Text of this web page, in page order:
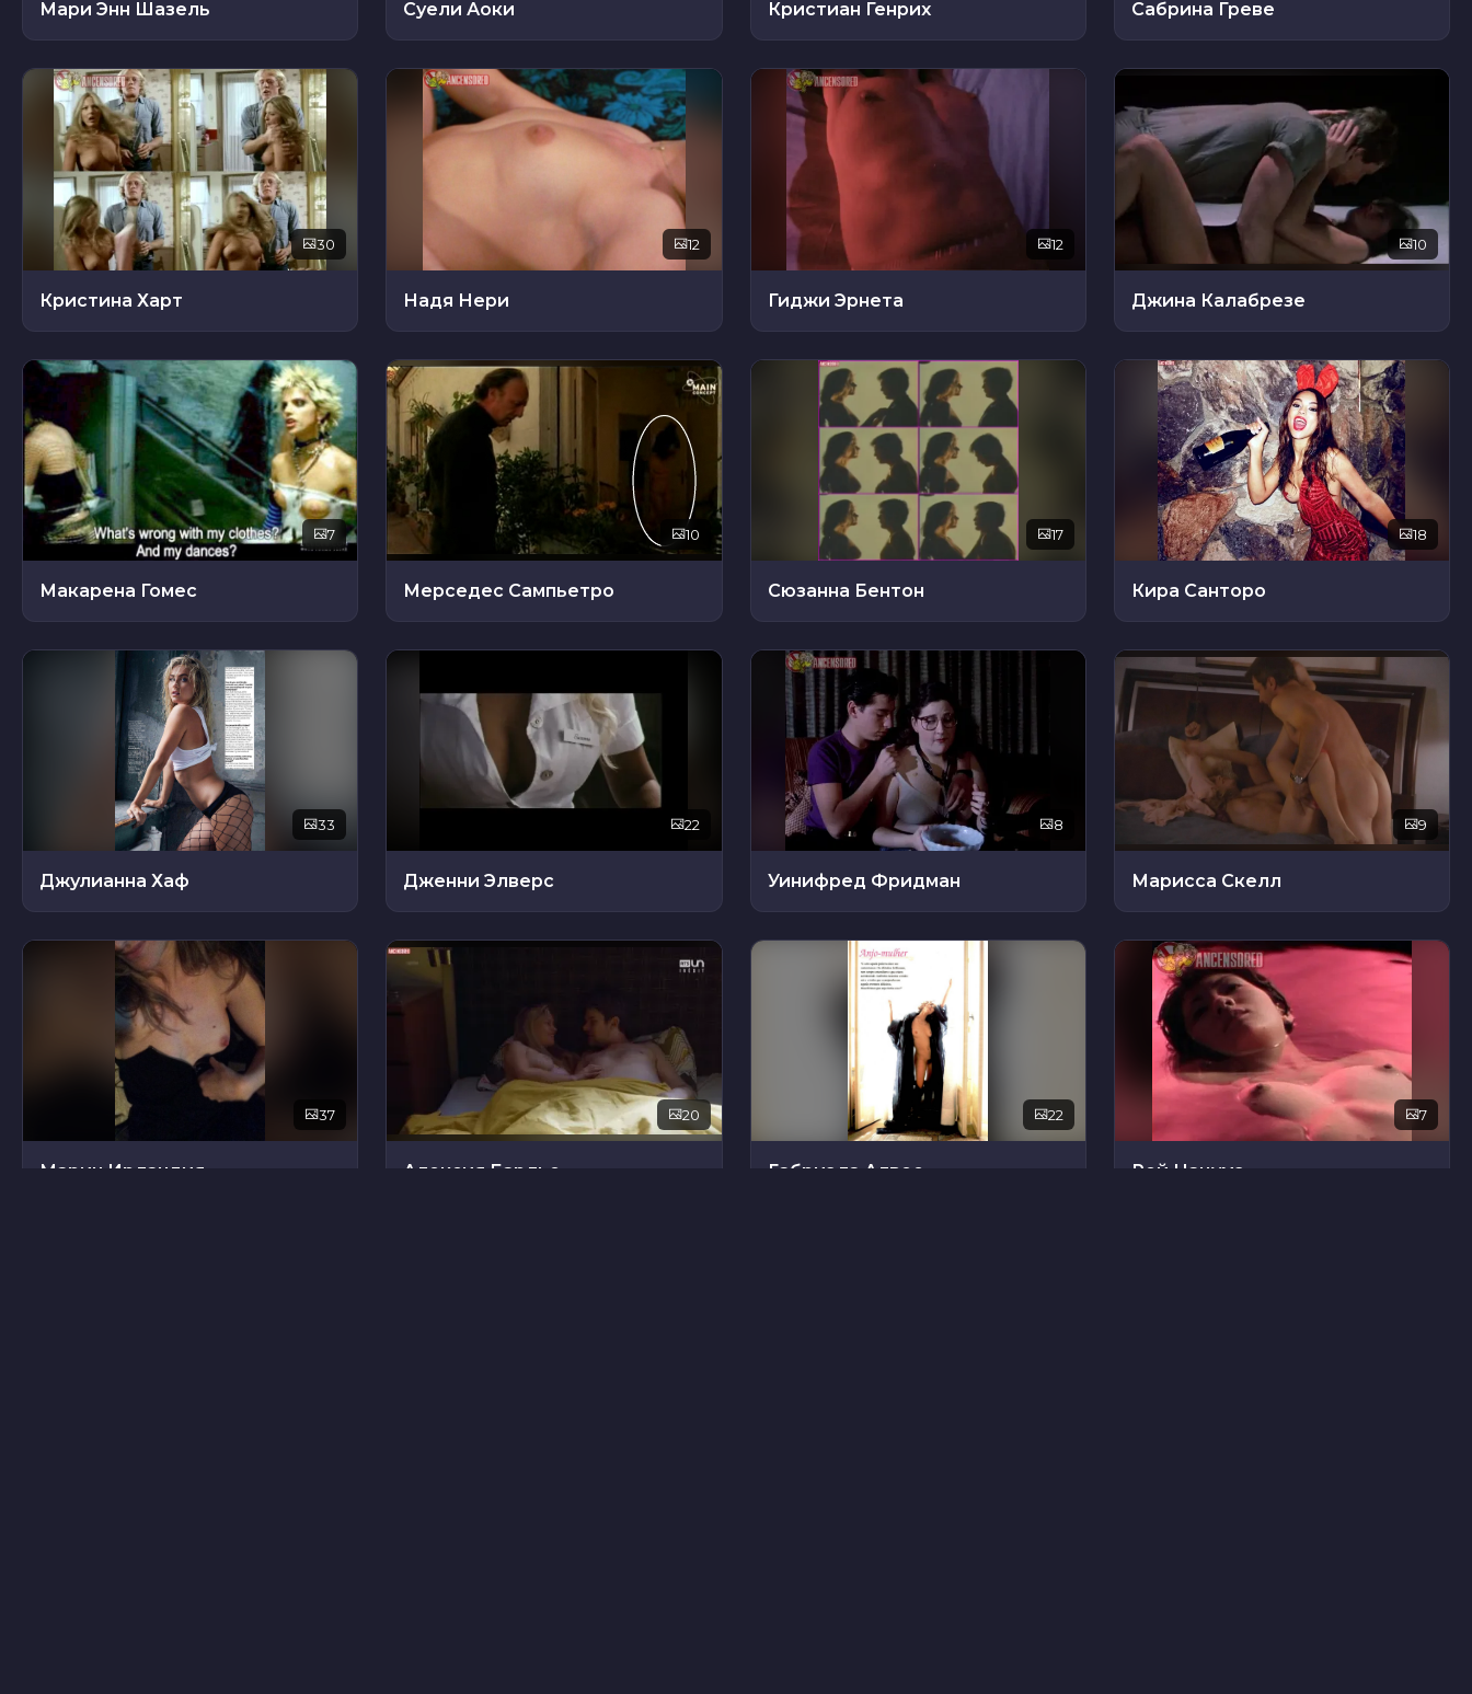
Мари Энн Шазель Суели Аоки Кристиан Генрих Сабрина Греве
30
Кристина Харт
12
Надя Нери
12
Гиджи Эрнета
10
Джина Калабрезе
7
Макарена Гомес
10
Мерседес Сампьетро
17
Сюзанна Бентон
18
Кира Санторо
33
Джулианна Хаф
22
Дженни Элверс
8
Уинифред Фридман
9
Марисса Скелл
37
Марин Ирландия
20
Алексия Барлье
22
Габриэла Алвес
7
Рей Нацумэ